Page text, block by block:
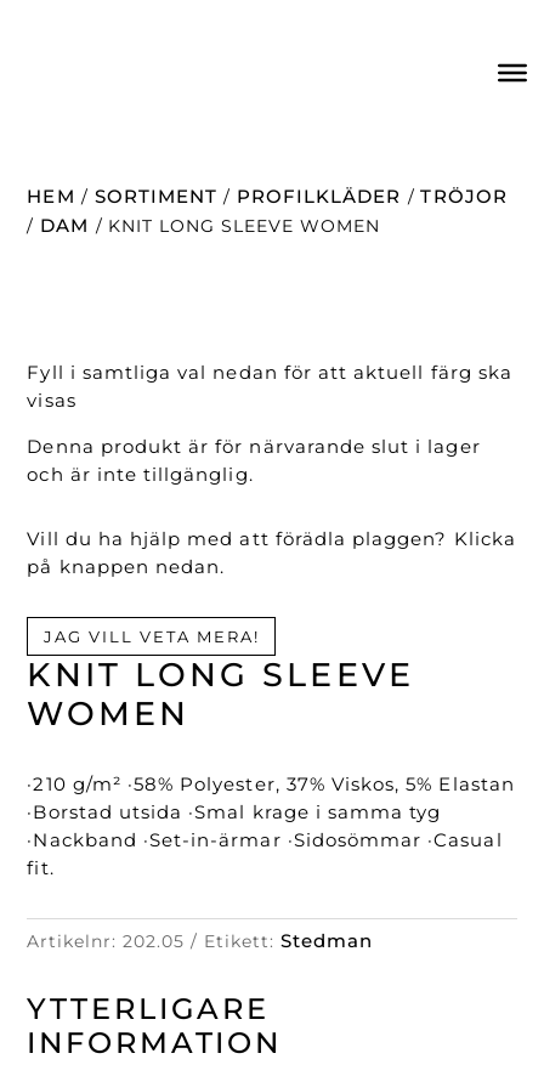
HEM / SORTIMENT / PROFILKLÄDER /TRÖJOR
/ DAM / KNIT LONG SLEEVE WOMEN
KNIT LONG SLEEVE
WOMEN
·210 g/m² ·58% Polyester, 37% Viskos, 5% Elastan
·Borstad utsida ·Smal krage i samma tyg
·Nackband ·Set-in-ärmar ·Sidosömmar ·Casual
fit.
Artikelnr:202.05 Etikett: Stedman
YTTERLIGARE
INFORMATION
Fyll i samtliga val nedan för att aktuell färg ska
visas
Denna produkt är för närvarande slut i lager
och är inte tillgänglig.
Vill du ha hjälp med att förädla plaggen? Klicka
på knappen nedan.
JAG VILL VETA MERA!